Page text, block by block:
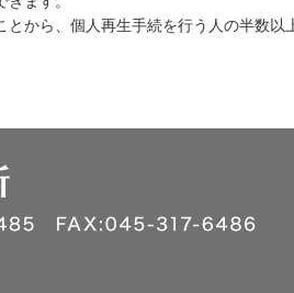
から、個人再生手続を行う人の半数以